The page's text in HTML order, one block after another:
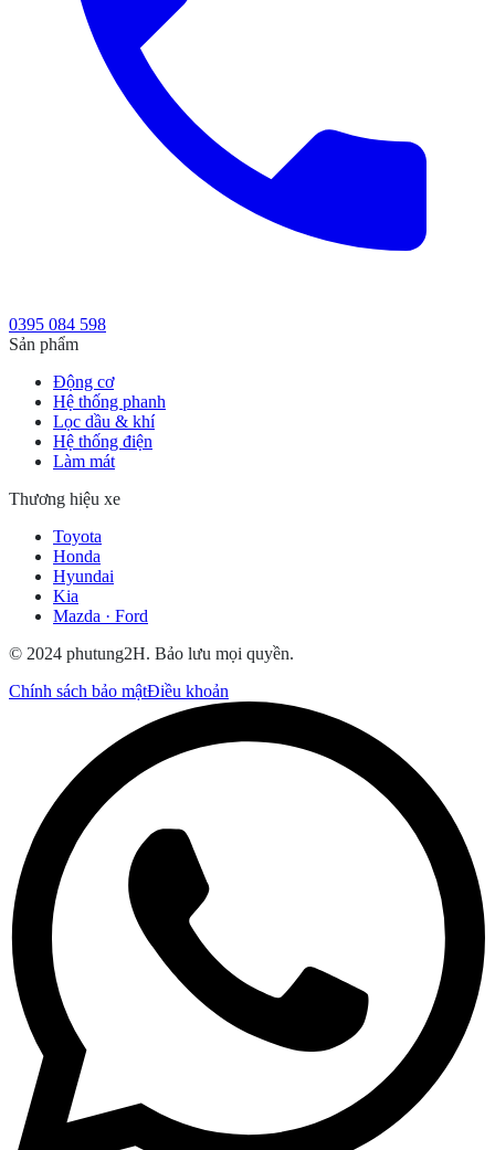
0395 084 598
Sản phẩm
Động cơ
Hệ thống phanh
Lọc dầu & khí
Hệ thống điện
Làm mát
Thương hiệu xe
Toyota
Honda
Hyundai
Kia
Mazda · Ford
© 2024 phutung2H. Bảo lưu mọi quyền.
Chính sách bảo mậtĐiều khoản